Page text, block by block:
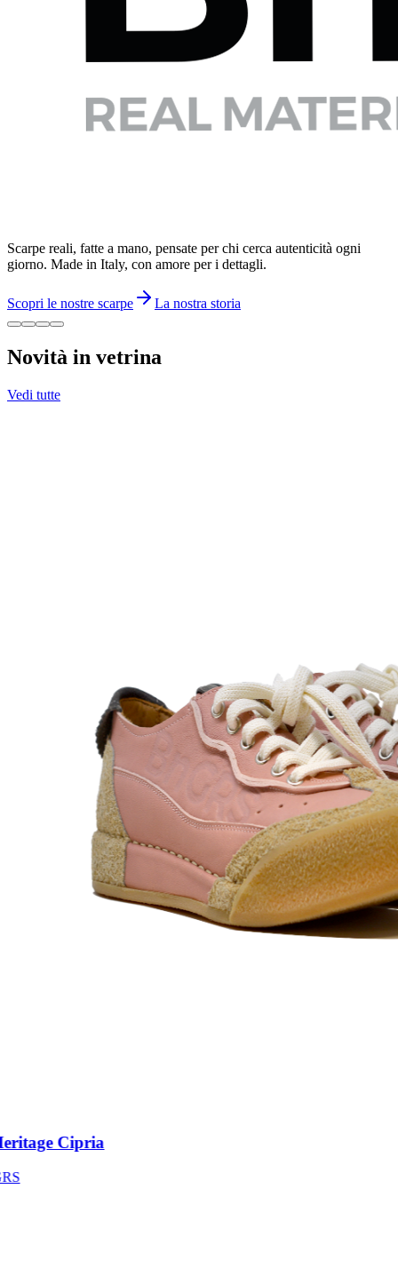
Scarpe reali, fatte a mano, pensate per chi cerca autenticità ogni
giorno. Made in Italy, con amore per i dettagli.
Scopri le nostre scarpe La nostra storia
Novità in vetrina
Vedi tutte
Cipria